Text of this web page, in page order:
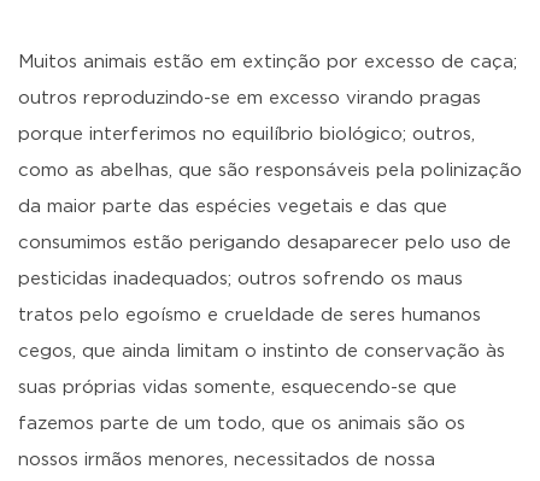
Muitos animais estão em extinção por excesso de caça;
outros reproduzindo-se em excesso virando pragas
porque interferimos no equilíbrio biológico; outros,
como as abelhas, que são responsáveis pela polinização
da maior parte das espécies vegetais e das que
consumimos estão perigando desaparecer pelo uso de
pesticidas inadequados; outros sofrendo os maus
tratos pelo egoísmo e crueldade de seres humanos
cegos, que ainda limitam o instinto de conservação às
suas próprias vidas somente, esquecendo-se que
fazemos parte de um todo, que os animais são os
nossos irmãos menores, necessitados de nossa